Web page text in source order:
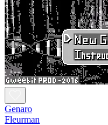
Genaro
Fleurman